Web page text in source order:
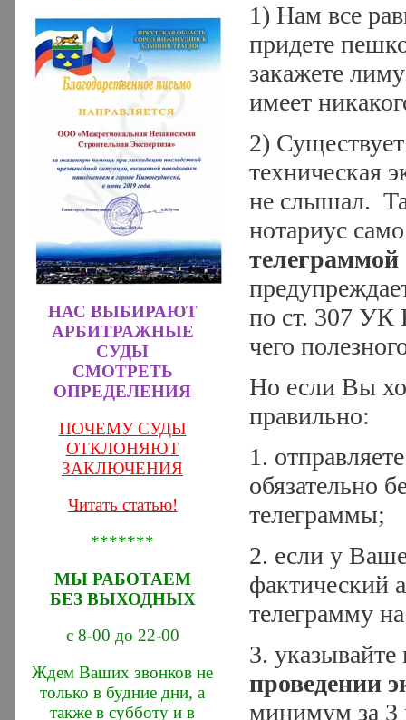
НАС ВЫБИРАЮТ
АРБИТРАЖНЫЕ
СУДЫ
СМОТРЕТЬ
ОПРЕДЕЛЕНИЯ
ПОЧЕМУ СУДЫ
ОТКЛОНЯЮТ
ЗАКЛЮЧЕНИЯ
Читать статью!
*******
МЫ РАБОТАЕМ
БЕЗ ВЫХОДНЫХ
с 8-00 до 22-00
Ждем Ваших звонков не
только в будние дни, а
также в субботу и в
1) Нам все
придете
закажете
имеет
2)
техническая
не слышал.
нотариус
телеграммой
по ст. 307 УК
чего
Но если Вы
правильно:
1.
обязательно
телеграммы;
2. если у
фактический
телеграмму
3.
проведении
минимум за 3